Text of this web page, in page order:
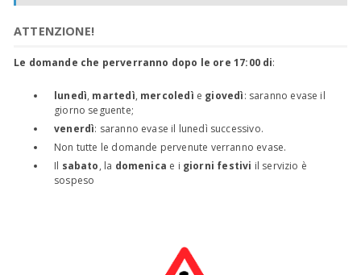
ATTENZIONE!
Le domande che perverranno dopo le ore 17:00 di:
lunedì, martedì, mercoledì e giovedì: saranno evase il
giorno seguente;
venerdì: saranno evase il lunedì successivo.
Non tutte le domande pervenute verranno evase.
Il sabato, la domenica e i giorni festivi il servizio è
sospeso